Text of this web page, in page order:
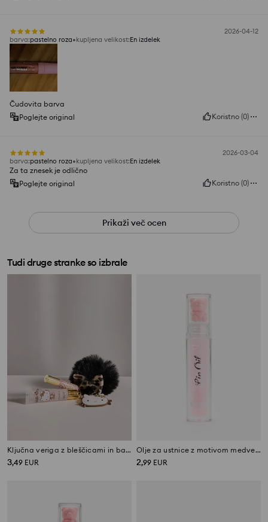
2026-04-12
barva:pastelno roza kupljena velikost:En izdelek
Čudovita barva
Poglejte original
Koristno (0)
2026-03-04
barva:pastelno roza kupljena velikost:En izdelek
Za ta znesek je odlično
Poglejte original
Koristno (0)
Prikaži več ocen
Tudi druge stranke so izbrale
Ključna veriga z bleščicami in balzamom za ustnice Hello Kitty
3,49 EUR
Olje za ustnice z motivom medvedka
2,99 EUR